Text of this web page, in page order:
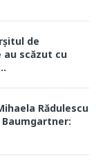
de
au scăzut cu
Rădulescu